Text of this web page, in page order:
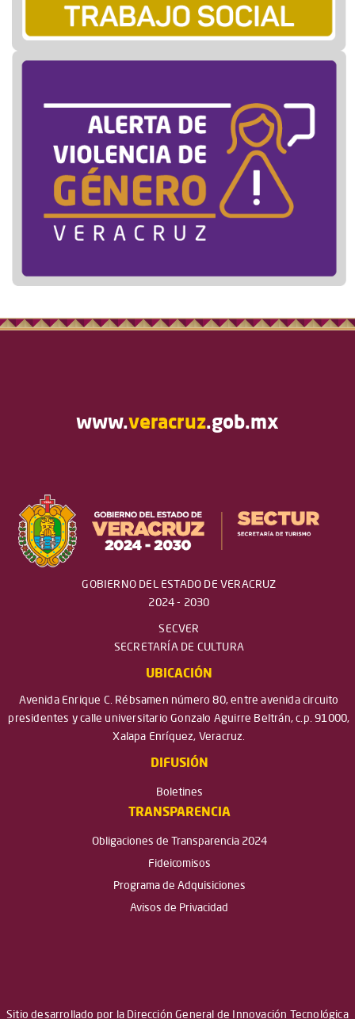
www.veracruz.gob.mx
GOBIERNO DEL ESTADO DE VERACRUZ
2024 - 2030
SECVER
SECRETARÍA DE CULTURA
UBICACIÓN
Avenida Enrique C. Rébsamen número 80, entre avenida circuito
presidentes y calle universitario Gonzalo Aguirre Beltrán, c.p. 91000,
Xalapa Enríquez, Veracruz.
DIFUSIÓN
Boletines
TRANSPARENCIA
Obligaciones de Transparencia 2024
Fideicomisos
Programa de Adquisiciones
Avisos de Privacidad
Sitio desarrollado por la Dirección General de Innovación Tecnológica